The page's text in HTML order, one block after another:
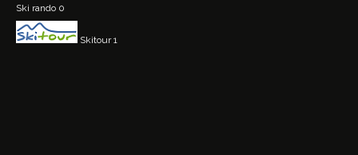
Ski rando 0
Skitour1